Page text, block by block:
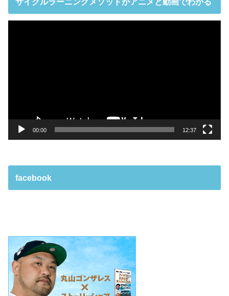
00:00 12:37
facebook